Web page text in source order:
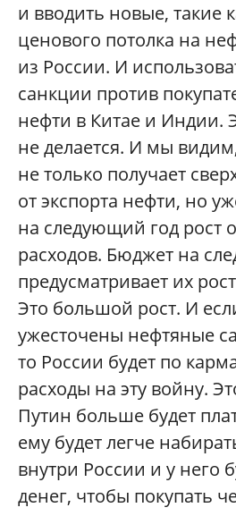
и вводить новые, такие
ценового потолка на
из России. И
санкции против
нефти в Китае и Индии.
не делается. И мы
не только получает
от экспорта нефти, но
на следующий год рост
расходов. Бюджет на
предусматривает их
Это большой рост. И
ужесточены нефтяные
то России будет по
расходы на эту войну.
Путин больше будет
ему будет легче
внутри России и у него
денег, чтобы покупать